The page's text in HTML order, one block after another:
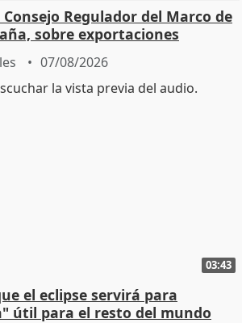
Regulador del Marco de
sobre exportaciones
07/08/2026
03:43
el eclipse servirá para
útil para el resto del mundo